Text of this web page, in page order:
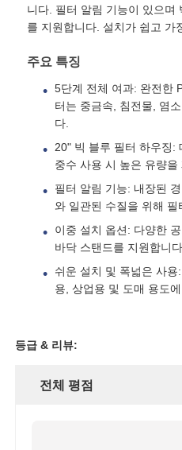
동영상
회사 소개
공장 투어
품질 관리
연락처
뉴스
RO 시스템
니다. 필터 알림 기능이 있으며
를 지원합니다. 설치가 쉽고 가
주요 특징
5단계 전체 여과: 완전한
터는 중금속, 침전물, 염
다.
20" 빅 블루 필터 하우징:
중수 사용 시 높은 유량을
필터 알림 기능: 내장된
와 일관된 수질을 위해 필
이중 설치 옵션: 다양한
바닥 스탠드를 지원합니다.
쉬운 설치 및 폭넓은 사
용, 상업용 및 도매 용도
등급 & 리뷰:
전체 평점